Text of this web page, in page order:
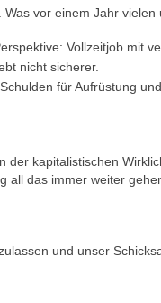
vor einem Jahr
Vollzeitjob mit
nicht sicherer.
für Aufrüstung und
kapitalistischen
das immer weiter
und unser